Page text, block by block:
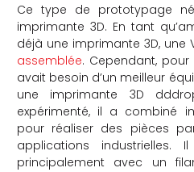
Ce type de prototypage
imprimante 3D. En tant
déjà une imprimante 3D, une
assemblée. Cependant,
avait besoin d’un meilleur
une imprimante 3D
expérimenté, il a combiné
pour réaliser des pièces
applications industrielles.
principalement avec un